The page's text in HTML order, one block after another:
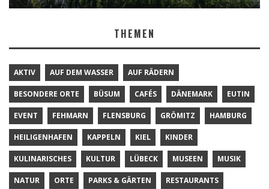
THEMEN
AKTIV AUF DEM WASSER AUF RÄDERN
BESONDERE ORTE BÜSUM CAFÉS DÄNEMARK EUTIN
EVENT FEHMARN FLENSBURG GRÖMITZ HAMBURG
HEILIGENHAFEN KAPPELN KIEL KINDER
KULINARISCHES KULTUR LÜBECK MUSEEN MUSIK
NATUR ORTE PARKS & GÄRTEN RESTAURANTS